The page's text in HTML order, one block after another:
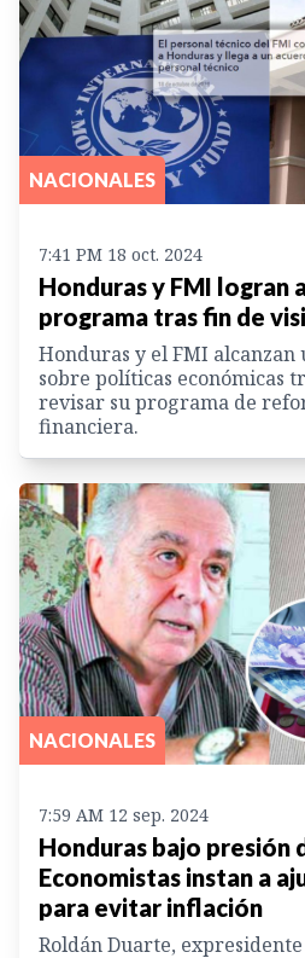
NACIONALES
7:41 PM 18 oct. 2024
Honduras y FMI logran
programa tras fin de
Honduras y el FMI alcanzan
sobre políticas económicas
revisar su programa de
financiera.
NACIONALES
7:59 AM 12 sep. 2024
Honduras bajo presión
Economistas instan a
para evitar inflación
Roldán Duarte,